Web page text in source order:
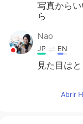
写真から
ら
Nao
JP EN
見た目は
Abrir